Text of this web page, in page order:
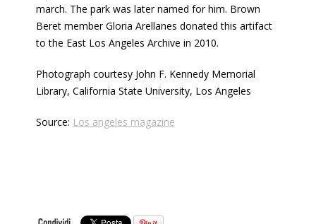
march. The park was later named for him. Brown
Beret member Gloria Arellanes donated this artifact
to the East Los Angeles Archive in 2010.
Photograph courtesy John F. Kennedy Memorial
Library, California State University, Los Angeles
Source: Los angeles magazine